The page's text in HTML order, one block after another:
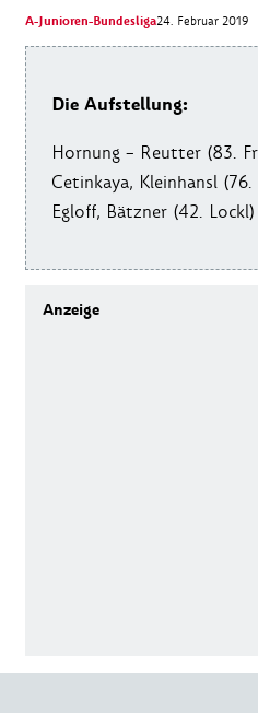
A-Junioren-Bundesliga24. Februar 2019
Die Aufstellung:
Hornung – Reutter (83.
Cetinkaya, Kleinhansl
Egloff, Bätzner (42.